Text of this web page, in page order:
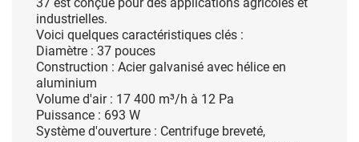
industrielles.
Voici quelques caractéristiques clés :
Diamètre : 37 pouces
Construction : Acier galvanisé avec hélice en
aluminium
Volume d'air : 17 400 m³/h à 12 Pa
Puissance : 693 W
Système d'ouverture : Centrifuge breveté,